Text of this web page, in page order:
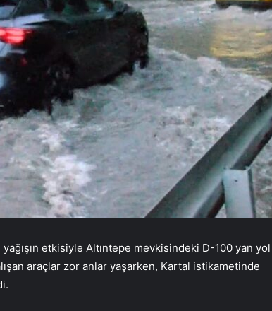
etkisiyle Altıntepe mevkisindeki D-100 yan yol
araçlar zor anlar yaşarken, Kartal istikametinde